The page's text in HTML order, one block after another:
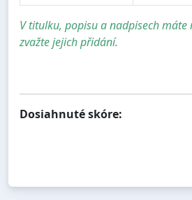
V titulku, popisu a nadpisech máte
zvažte jejich přidání.
Dosiahnuté skóre: